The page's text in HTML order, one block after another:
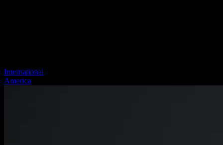
International
America